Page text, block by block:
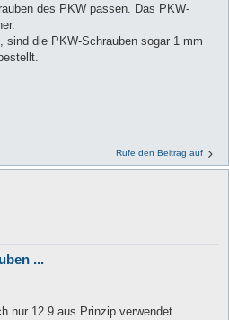
des PKW passen. Das PKW-
sind die PKW-Schrauben sogar 1 mm
Rufe den Beitrag auf
...
nur 12.9 aus Prinzip verwendet.